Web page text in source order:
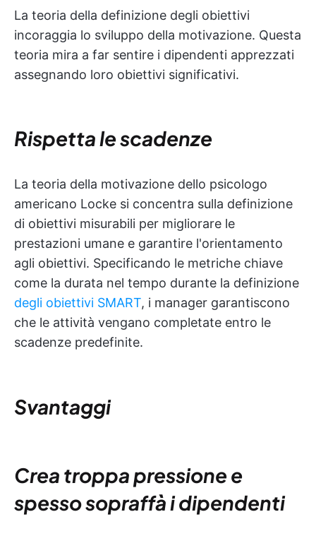
La teoria della definizione degli obiettivi
incoraggia lo sviluppo della motivazione. Questa
teoria mira a far sentire i dipendenti apprezzati
assegnando loro obiettivi significativi.
Rispetta le scadenze
La teoria della motivazione dello psicologo
americano Locke si concentra sulla definizione
di obiettivi misurabili per migliorare le
prestazioni umane e garantire l'orientamento
agli obiettivi. Specificando le metriche chiave
come la durata nel tempo durante la definizione
degli obiettivi SMART, i manager garantiscono
che le attività vengano completate entro le
scadenze predefinite.
Svantaggi
Crea troppa pressione e
spesso sopraffà i dipendenti